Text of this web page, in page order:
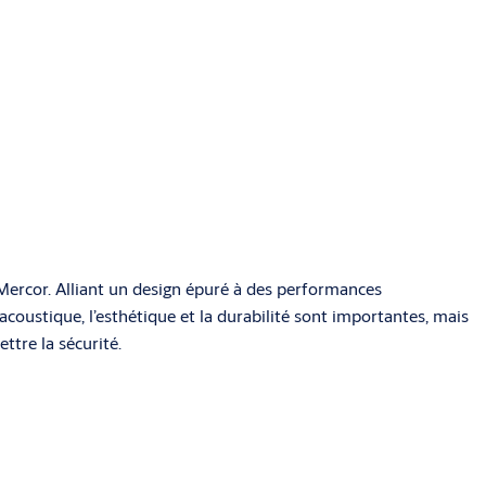
Alliant un design épuré à des performances
l’esthétique et la durabilité sont importantes, mais
la sécurité.